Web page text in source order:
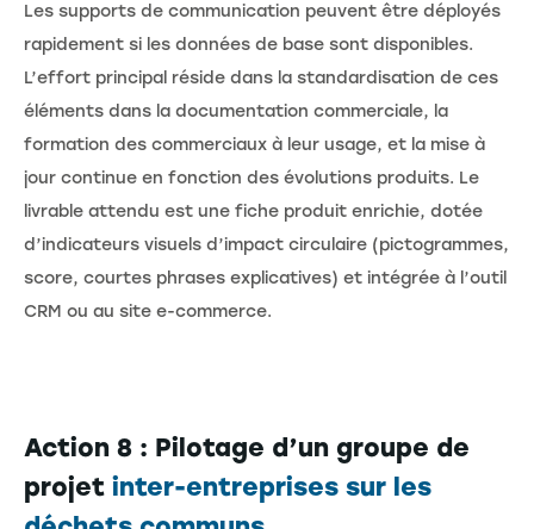
Les supports de communication peuvent être déployés
rapidement si les données de base sont disponibles.
L’effort principal réside dans la standardisation de ces
éléments dans la documentation commerciale, la
formation des commerciaux à leur usage, et la mise à
jour continue en fonction des évolutions produits. Le
livrable attendu est une fiche produit enrichie, dotée
d’indicateurs visuels d’impact circulaire (pictogrammes,
score, courtes phrases explicatives) et intégrée à l’outil
CRM ou au site e-commerce.
Action 8 : Pilotage d’un groupe de
projet inter-entreprises sur les